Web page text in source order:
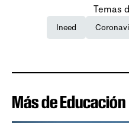
Temas
Ineed
Más de Educación